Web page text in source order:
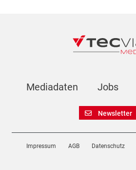
Mediadaten Jobs
Newsletter
Impressum AGB Datenschutz